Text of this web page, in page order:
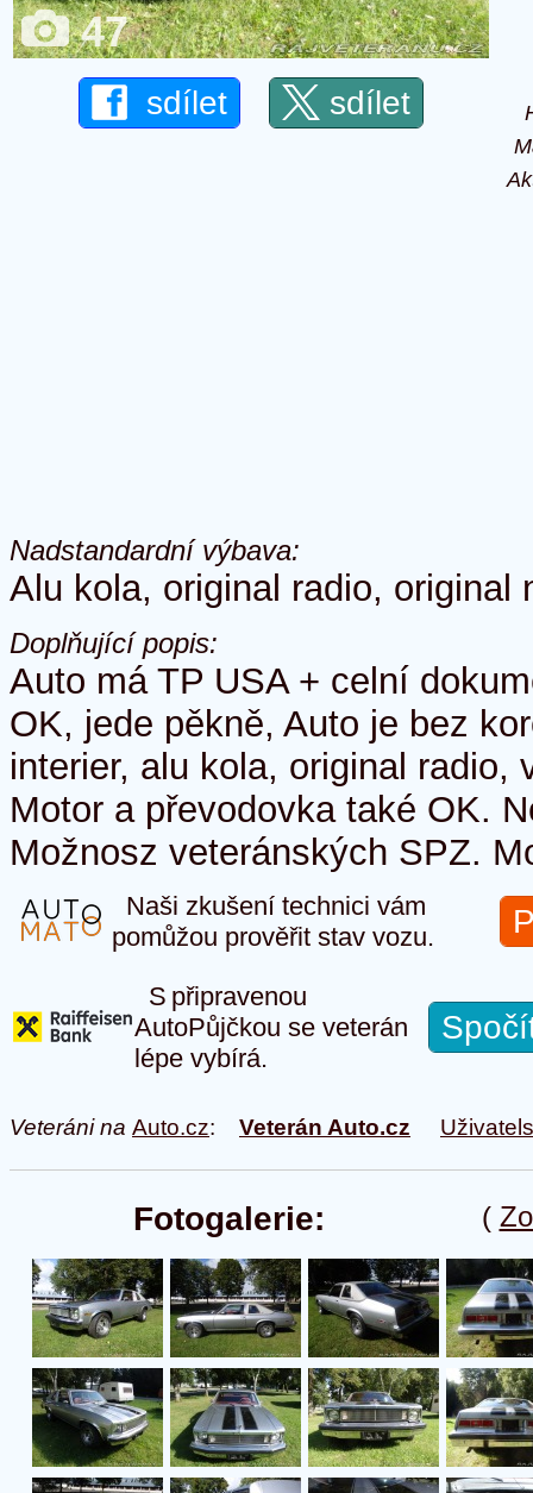
47
sdílet sdílet
Nadstandardní výbava:
Alu kola, original radio, original
Doplňující popis:
Auto má TP USA + celní
OK, jede pěkně, Auto je bez
interier, alu kola, original radio,
Motor a převodovka také OK.
Možnosz veteránských SPZ.
Naši zkušení technici vám
pomůžou prověřit stav vozu.
S připravenou
AutoPůjčkou se veterán
lépe vybírá.
Veteráni na Auto.cz: Veterán Auto.cz
(
Fotogalerie: